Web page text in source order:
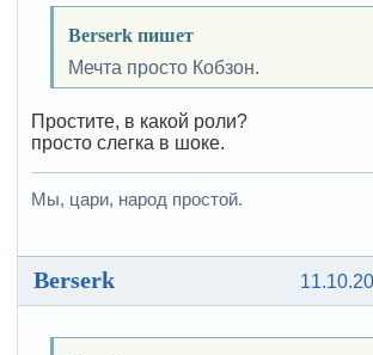
Berserk пишет
Мечта просто Кобзон.
Простите, в какой роли?
просто слегка в шоке.
Мы, цари, народ простой.
Berserk